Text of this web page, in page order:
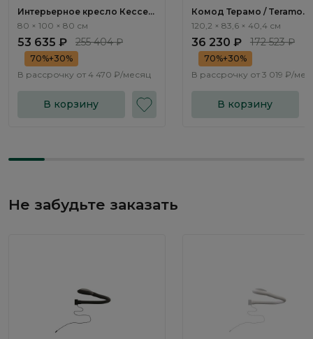
Интерьерное кресло Кессел
/ Kessel ММ115.13
80 × 100 × 80 см
53 635 ₽ 255 404 ₽
70%+30%
В рассрочку от 4 470 ₽/месяц
В корзину
Комод Терамо / Teramo
TA020.1
120,2 × 83,6 × 40,4 см
36 230 ₽ 172 523 ₽
70%+30%
В рассрочку от 3 019 ₽/
В корзину
Не забудьте заказать